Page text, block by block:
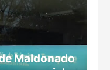
Maldonado